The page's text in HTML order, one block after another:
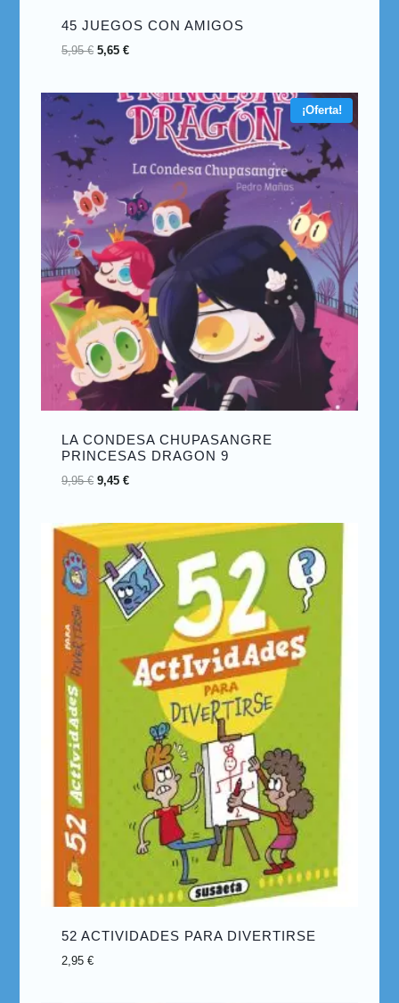
45 JUEGOS CON AMIGOS
5,95€ 5,65€
¡Oferta!
LA CONDESA CHUPASANGRE
PRINCESAS DRAGON 9
9,95€ 9,45€
52 ACTIVIDADES PARA DIVERTIRSE
2,95€